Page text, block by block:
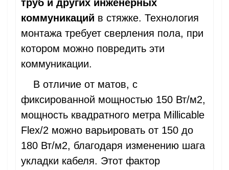
труб и других инженерных
коммуникаций в стяжке. Технология
монтажа требует сверления пола, при
котором можно повредить эти
коммуникации.
В отличие от матов, с
фиксированной мощностью 150 Вт/м2,
мощность квадратного метра Millicable
Flex/2 можно варьировать от 150 до
180 Вт/м2, благодаря изменению шага
укладки кабеля. Этот фактор